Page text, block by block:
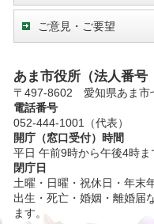
ご意見・ご要望
あま市役所（法人番号
〒497-8602 愛知県あま市
電話番号
052-444-1001（代表）
開庁（窓口受付）時間
平日 午前9時から午後4時ま
閉庁日
土曜・日曜・祝休日・年末
出生・死亡・婚姻・離婚届
ます。